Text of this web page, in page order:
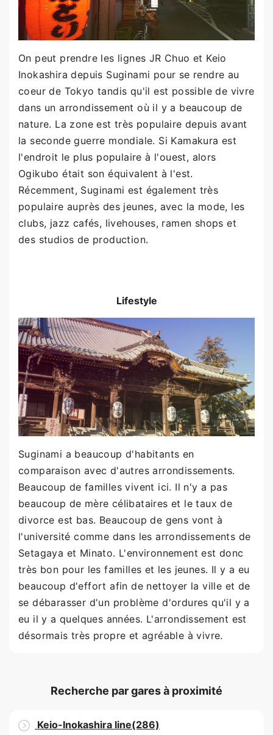
On peut prendre les lignes JR Chuo et Keio
Inokashira depuis Suginami pour se rendre au
coeur de Tokyo tandis qu'il est possible de vivre
dans un arrondissement où il y a beaucoup de
nature. La zone est très populaire depuis avant
la seconde guerre mondiale. Si Kamakura est
l'endroit le plus populaire à l'ouest, alors
Ogikubo était son équivalent à l'est.
Récemment, Suginami est également très
populaire auprès des jeunes, avec la mode, les
clubs, jazz cafés, livehouses, ramen shops et
des studios de production.
Lifestyle
Suginami a beaucoup d'habitants en
comparaison avec d'autres arrondissements.
Beaucoup de familles vivent ici. Il n'y a pas
beaucoup de mère célibataires et le taux de
divorce est bas. Beaucoup de gens vont à
l'université comme dans les arrondissements de
Setagaya et Minato. L'environnement est donc
très bon pour les familles et les jeunes. Il y a eu
beaucoup d'effort afin de nettoyer la ville et de
se débarasser d'un problème d'ordures qu'il y a
eu il y a quelques années. L'arrondissement est
désormais très propre et agréable à vivre.
Recherche par gares à proximité
Keio-Inokashira line(286)